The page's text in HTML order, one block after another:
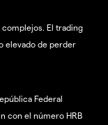
El trading
elevado de perder
Federal
con el número HRB